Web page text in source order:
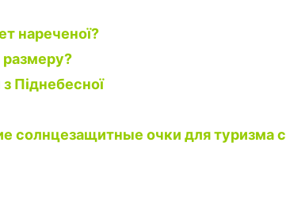
нареченої?
размеру?
Піднебесної
солнцезащитные очки для туризма с